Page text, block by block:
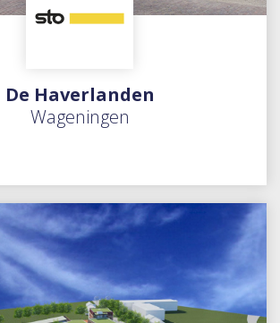
De Haverlanden
Wageningen